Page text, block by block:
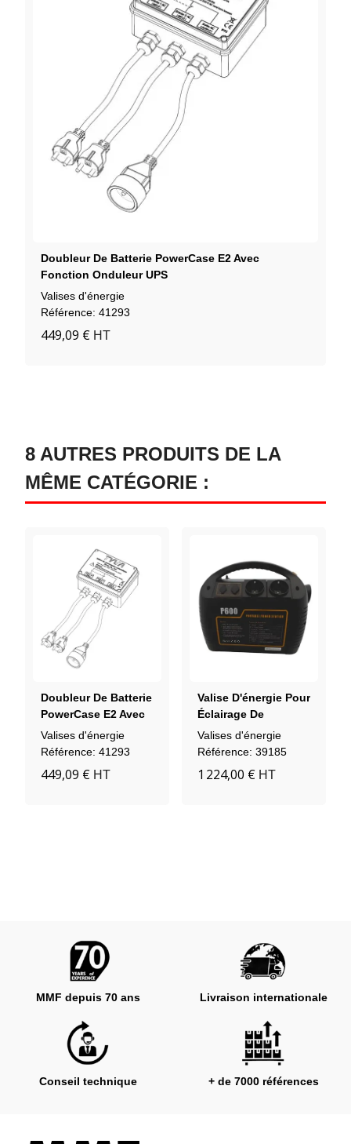
Doubleur De Batterie PowerCase E2 Avec
Fonction Onduleur UPS
Valises d'énergie
Référence: 41293
449,09 € HT
8 AUTRES PRODUITS DE LA
MÊME CATÉGORIE :
Doubleur De Batterie
PowerCase E2 Avec
Fonction Onduleur
UPS
Valises d'énergie
Référence: 41293
449,09 € HT
Valise D'énergie Pour
Éclairage De
Chantier 600 Wh
Valises d'énergie
Référence: 39185
1 224,00 € HT
MMF depuis 70 ans Livraison internationale
Conseil technique + de 7000 références